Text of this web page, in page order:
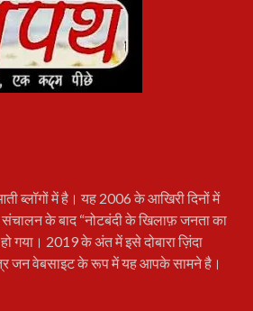
ब्लॉगों में है। यह 2006 के आखिरी दिनों में
के बाद “नोटबंदी के खिलाफ़ जनता का
गया। 2019 के अंत में इसे दोबारा ज़िंदा
जन वेबसाइट के रूप में यह आपके सामने है।